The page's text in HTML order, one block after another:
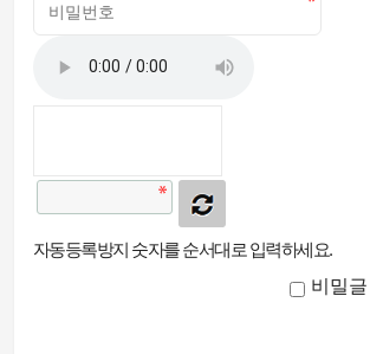
자동등록방지 숫자를 순서대로 입력하세요.
비밀글